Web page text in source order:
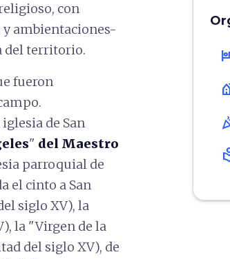
con
y ambientaciones-
del territorio.
fueron
de San
" del Maestro
parroquial de
el cinto a San
siglo XV), la
la "Virgen de la
del siglo XV), de